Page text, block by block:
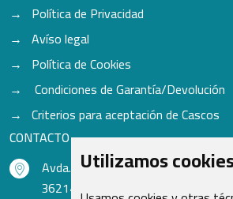
Utilizamos
Política de Privacidad
Avíso legal
Política de Cookies
Condiciones de Garantía/Devolución
Criterios para aceptación de Cascos
CONTACTO
Avda. do Freixo - Sardoma, 13
36214 Vigo - Pontevedra - España